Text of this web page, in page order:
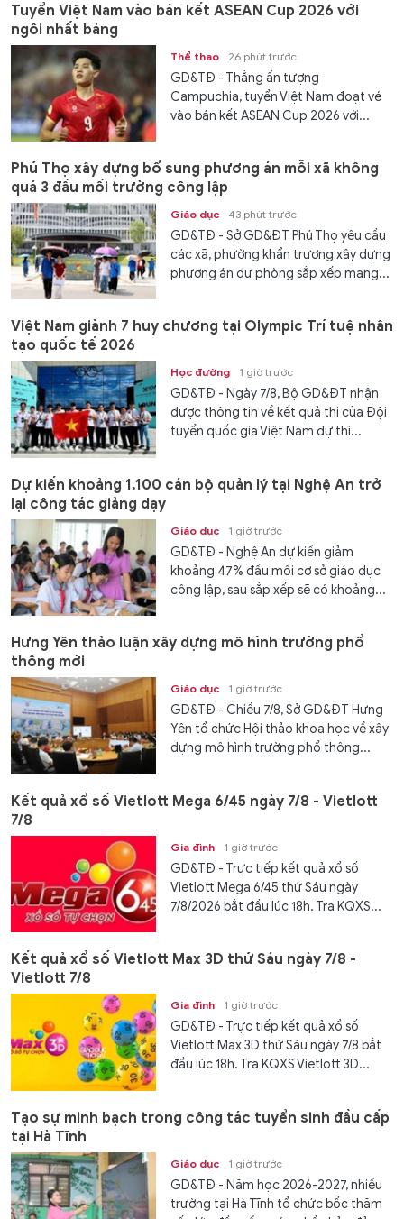
Tuyển Việt Nam vào bán kết ASEAN Cup 2026 với
ngôi nhất bảng
Thể thao 26 phút trước
GD&TĐ - Thắng ấn tượng
Campuchia, tuyển Việt Nam đoạt vé
vào bán kết ASEAN Cup 2026 với...
Phú Thọ xây dựng bổ sung phương án mỗi xã không
quá 3 đầu mối trường công lập
Giáo dục 43 phút trước
GD&TĐ - Sở GD&ĐT Phú Thọ yêu cầu
các xã, phường khẩn trương xây dựng
phương án dự phòng sắp xếp mạng...
Việt Nam giành 7 huy chương tại Olympic Trí tuệ nhân
tạo quốc tế 2026
Học đường 1 giờ trước
GD&TĐ - Ngày 7/8, Bộ GD&ĐT nhận
được thông tin về kết quả thi của Đội
tuyển quốc gia Việt Nam dự thi...
Dự kiến khoảng 1.100 cán bộ quản lý tại Nghệ An trở
lại công tác giảng dạy
Giáo dục 1 giờ trước
GD&TĐ - Nghệ An dự kiến giảm
khoảng 47% đầu mối cơ sở giáo dục
công lập, sau sắp xếp sẽ có khoảng...
Hưng Yên thảo luận xây dựng mô hình trường phổ
thông mới
Giáo dục 1 giờ trước
GD&TĐ - Chiều 7/8, Sở GD&ĐT Hưng
Yên tổ chức Hội thảo khoa học về xây
dựng mô hình trường phổ thông...
Kết quả xổ số Vietlott Mega 6/45 ngày 7/8 - Vietlott
7/8
Gia đình 1 giờ trước
GD&TĐ - Trực tiếp kết quả xổ số
Vietlott Mega 6/45 thứ Sáu ngày
7/8/2026 bắt đầu lúc 18h. Tra KQXS...
Kết quả xổ số Vietlott Max 3D thứ Sáu ngày 7/8 -
Vietlott 7/8
Gia đình 1 giờ trước
GD&TĐ - Trực tiếp kết quả xổ số
Vietlott Max 3D thứ Sáu ngày 7/8 bắt
đầu lúc 18h. Tra KQXS Vietlott 3D...
Tạo sự minh bạch trong công tác tuyển sinh đầu cấp
tại Hà Tĩnh
Giáo dục 1 giờ trước
GD&TĐ - Năm học 2026-2027, nhiều
trường tại Hà Tĩnh tổ chức bốc thăm